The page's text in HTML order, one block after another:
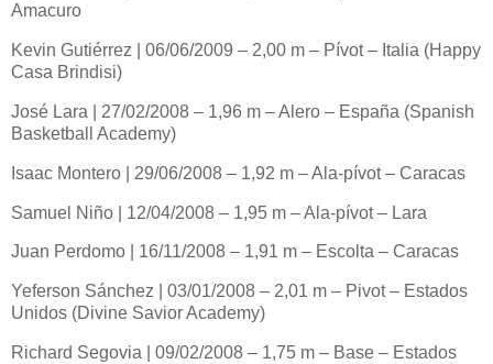
Amacuro
Kevin Gutiérrez | 06/06/2009 – 2,00 m – Pívot – Italia (Happy
Casa Brindisi)
José Lara | 27/02/2008 – 1,96 m – Alero – España (Spanish
Basketball Academy)
Isaac Montero | 29/06/2008 – 1,92 m – Ala-pívot – Caracas
Samuel Niño | 12/04/2008 – 1,95 m – Ala-pívot – Lara
Juan Perdomo | 16/11/2008 – 1,91 m – Escolta – Caracas
Yeferson Sánchez | 03/01/2008 – 2,01 m – Pivot – Estados
Unidos (Divine Savior Academy)
Richard Segovia | 09/02/2008 – 1,75 m – Base – Estados